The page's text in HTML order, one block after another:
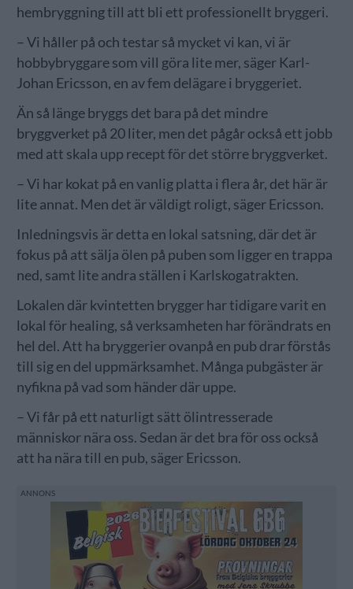
hembryggning till att bli ett professionellt bryggeri.
– Vi håller på och testar så mycket vi kan, vi är
hobbybryggare som vill göra lite mer, säger Karl-
Johan Ericsson, en av fem delägare i bryggeriet.
Än så länge bryggs det bara på det mindre
bryggverket på 20 liter, men det pågår också ett jobb
med att skala upp recept för det större bryggverket.
– Vi har kokat på en vanlig platta i flera år, det här är
lite annat. Men det är väldigt roligt, säger Ericsson.
Inledningsvis är detta en lokal satsning, där det är
fokus på att sälja ölen på puben som ligger en trappa
ned, samt lite andra ställen i Karlskogatrakten.
Lokalen där kvintetten brygger har tidigare varit en
lokal för healing, så verksamheten har förändrats en
hel del. Att ha bryggerier ovanpå en pub drar förstås
till sig en del uppmärksamhet. Många pubgäster är
nyfikna på vad som händer där uppe.
– Vi får på ett naturligt sätt ölintresserade
människor nära oss. Sedan är det bra för oss också
att ha nära till en pub, säger Ericsson.